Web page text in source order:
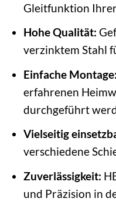
Gleitfunktion
Hohe Qualität:
verzinktem Stahl
Einfache Montage:
erfahrenen
durchgeführt
Vielseitig
verschiedene
Zuverlässigkeit:
und Präzision in